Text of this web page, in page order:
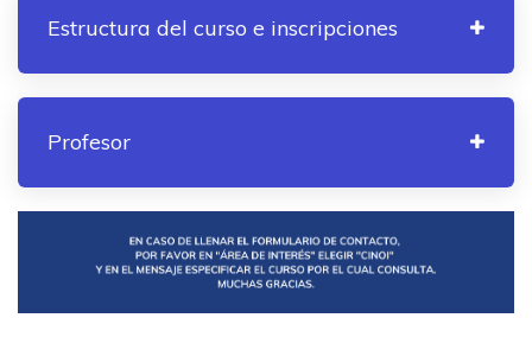
Estructura del curso e inscripciones
Profesor